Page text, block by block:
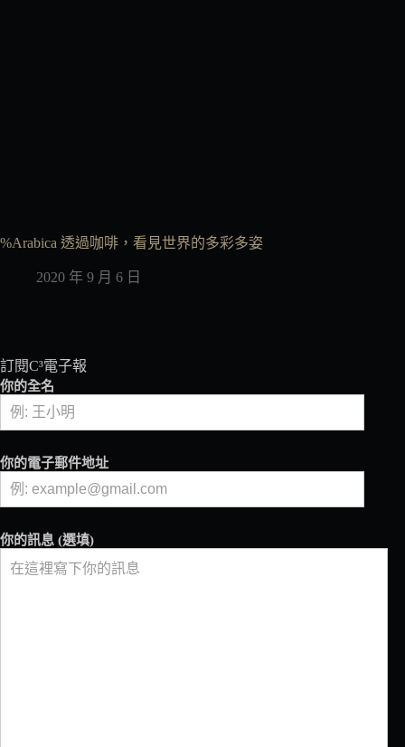
%Arabica 透過咖啡，看見世界的多彩多姿
2020 年 9 月 6 日
訂閱C³電子報
你的全名
你的電子郵件地址
你的訊息 (選填)